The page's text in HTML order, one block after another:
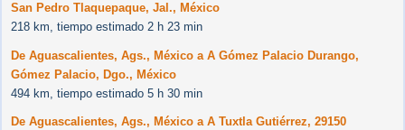
San Pedro Tlaquepaque, Jal., México
218 km, tiempo estimado 2 h 23 min
De Aguascalientes, Ags., México a A Gómez Palacio Durango,
Gómez Palacio, Dgo., México
494 km, tiempo estimado 5 h 30 min
De Aguascalientes, Ags., México a A Tuxtla Gutiérrez, 29150